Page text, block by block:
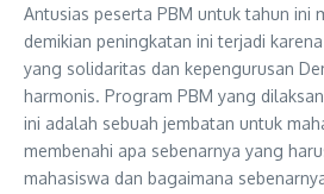
Antusias peserta PBM untuk tahun ini
demikian peningkatan ini terjadi
yang solidaritas dan kepengurusan
harmonis. Program PBM yang
ini adalah sebuah jembatan untuk
membenahi apa sebenarnya yang
mahasiswa dan bagaimana